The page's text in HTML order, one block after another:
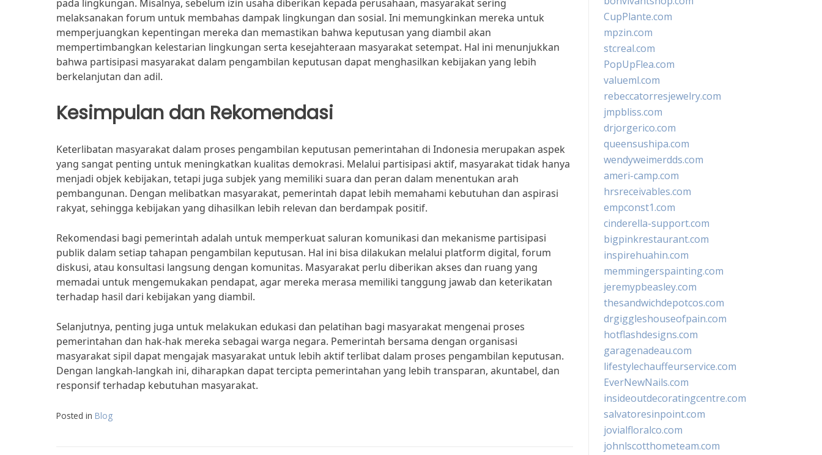
pada lingkungan. Misalnya, sebelum izin usaha diberikan kepada perusahaan, masyarakat sering
melaksanakan forum untuk membahas dampak lingkungan dan sosial. Ini memungkinkan mereka untuk
memperjuangkan kepentingan mereka dan memastikan bahwa keputusan yang diambil akan
mempertimbangkan kelestarian lingkungan serta kesejahteraan masyarakat setempat. Hal ini menunjukkan
bahwa partisipasi masyarakat dalam pengambilan keputusan dapat menghasilkan kebijakan yang lebih
berkelanjutan dan adil.
Kesimpulan dan Rekomendasi
Keterlibatan masyarakat dalam proses pengambilan keputusan pemerintahan di Indonesia merupakan aspek
yang sangat penting untuk meningkatkan kualitas demokrasi. Melalui partisipasi aktif, masyarakat tidak hanya
menjadi objek kebijakan, tetapi juga subjek yang memiliki suara dan peran dalam menentukan arah
pembangunan. Dengan melibatkan masyarakat, pemerintah dapat lebih memahami kebutuhan dan aspirasi
rakyat, sehingga kebijakan yang dihasilkan lebih relevan dan berdampak positif.
Rekomendasi bagi pemerintah adalah untuk memperkuat saluran komunikasi dan mekanisme partisipasi
publik dalam setiap tahapan pengambilan keputusan. Hal ini bisa dilakukan melalui platform digital, forum
diskusi, atau konsultasi langsung dengan komunitas. Masyarakat perlu diberikan akses dan ruang yang
memadai untuk mengemukakan pendapat, agar mereka merasa memiliki tanggung jawab dan keterikatan
terhadap hasil dari kebijakan yang diambil.
Selanjutnya, penting juga untuk melakukan edukasi dan pelatihan bagi masyarakat mengenai proses
pemerintahan dan hak-hak mereka sebagai warga negara. Pemerintah bersama dengan organisasi
masyarakat sipil dapat mengajak masyarakat untuk lebih aktif terlibat dalam proses pengambilan keputusan.
Dengan langkah-langkah ini, diharapkan dapat tercipta pemerintahan yang lebih transparan, akuntabel, dan
responsif terhadap kebutuhan masyarakat.
Posted in Blog
CupPlante.com
mpzin.com
stcreal.com
PopUpFlea.com
valueml.com
rebeccatorresjewelry.com
jmpbliss.com
drjorgerico.com
queensushipa.com
wendyweimerdds.com
ameri-camp.com
hrsreceivables.com
empconst1.com
cinderella-support.com
bigpinkrestaurant.com
inspirehuahin.com
memmingerspainting.com
jeremypbeasley.com
thesandwichdepotcos.com
drgiggleshouseofpain.com
hotflashdesigns.com
garagenadeau.com
lifestylechauffeurservice.com
EverNewNails.com
insideoutdecoratingcentre.com
salvatoresinpoint.com
jovialfloralco.com
johnlscotthometeam.com